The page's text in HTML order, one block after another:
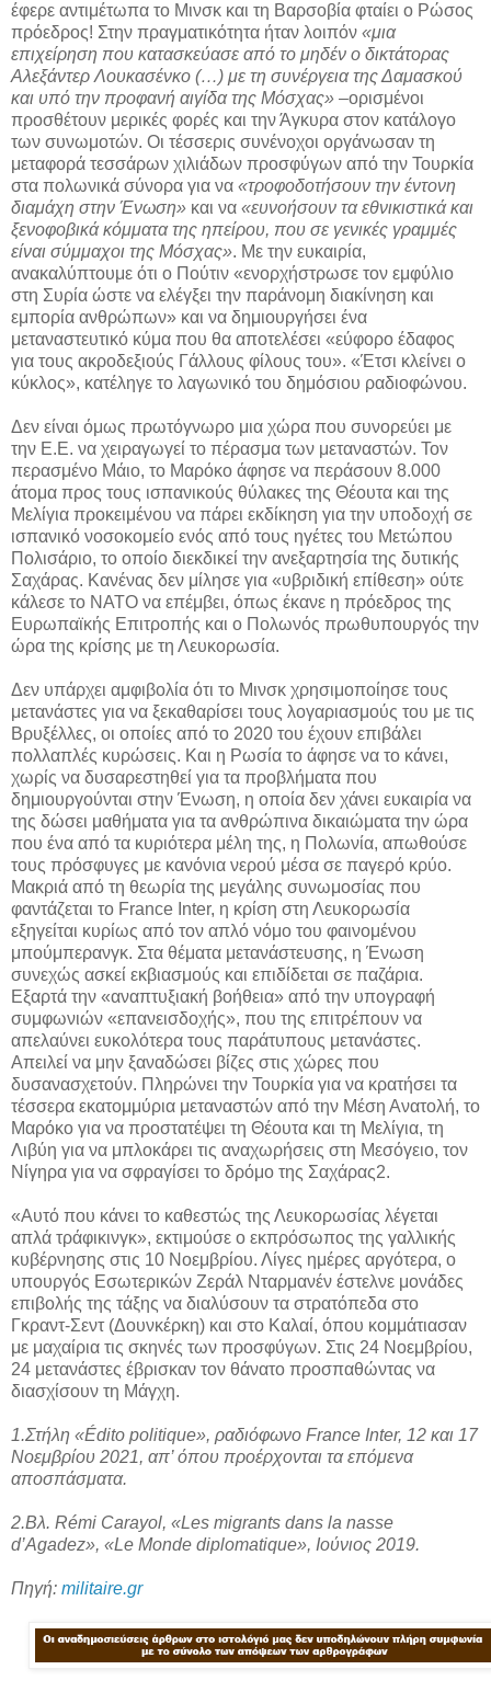
έφερε αντιμέτωπα το Μινσκ και τη Βαρσοβία φταίει ο Ρώσος
πρόεδρος! Στην πραγματικότητα ήταν λοιπόν «μια
επιχείρηση που κατασκεύασε από το μηδέν ο δικτάτορας
Αλεξάντερ Λουκασένκο (…) με τη συνέργεια της Δαμασκού
και υπό την προφανή αιγίδα της Μόσχας» –ορισμένοι
προσθέτουν μερικές φορές και την Άγκυρα στον κατάλογο
των συνωμοτών. Οι τέσσερις συνένοχοι οργάνωσαν τη
μεταφορά τεσσάρων χιλιάδων προσφύγων από την Τουρκία
στα πολωνικά σύνορα για να «τροφοδοτήσουν την έντονη
διαμάχη στην Ένωση» και να «ευνοήσουν τα εθνικιστικά και
ξενοφοβικά κόμματα της ηπείρου, που σε γενικές γραμμές
είναι σύμμαχοι της Μόσχας». Με την ευκαιρία,
ανακαλύπτουμε ότι ο Πούτιν «ενορχήστρωσε τον εμφύλιο
στη Συρία ώστε να ελέγξει την παράνομη διακίνηση και
εμπορία ανθρώπων» και να δημιουργήσει ένα
μεταναστευτικό κύμα που θα αποτελέσει «εύφορο έδαφος
για τους ακροδεξιούς Γάλλους φίλους του». «Έτσι κλείνει ο
κύκλος», κατέληγε το λαγωνικό του δημόσιου ραδιοφώνου.
Δεν είναι όμως πρωτόγνωρο μια χώρα που συνορεύει με
την Ε.Ε. να χειραγωγεί το πέρασμα των μεταναστών. Τον
περασμένο Μάιο, το Μαρόκο άφησε να περάσουν 8.000
άτομα προς τους ισπανικούς θύλακες της Θέουτα και της
Μελίγια προκειμένου να πάρει εκδίκηση για την υποδοχή σε
ισπανικό νοσοκομείο ενός από τους ηγέτες του Μετώπου
Πολισάριο, το οποίο διεκδικεί την ανεξαρτησία της δυτικής
Σαχάρας. Κανένας δεν μίλησε για «υβριδική επίθεση» ούτε
κάλεσε το ΝΑΤΟ να επέμβει, όπως έκανε η πρόεδρος της
Ευρωπαϊκής Επιτροπής και ο Πολωνός πρωθυπουργός την
ώρα της κρίσης με τη Λευκορωσία.
Δεν υπάρχει αμφιβολία ότι το Μινσκ χρησιμοποίησε τους
μετανάστες για να ξεκαθαρίσει τους λογαριασμούς του με τις
Βρυξέλλες, οι οποίες από το 2020 του έχουν επιβάλει
πολλαπλές κυρώσεις. Και η Ρωσία το άφησε να το κάνει,
χωρίς να δυσαρεστηθεί για τα προβλήματα που
δημιουργούνται στην Ένωση, η οποία δεν χάνει ευκαιρία να
της δώσει μαθήματα για τα ανθρώπινα δικαιώματα την ώρα
που ένα από τα κυριότερα μέλη της, η Πολωνία, απωθούσε
τους πρόσφυγες με κανόνια νερού μέσα σε παγερό κρύο.
Μακριά από τη θεωρία της μεγάλης συνωμοσίας που
φαντάζεται το France Inter, η κρίση στη Λευκορωσία
εξηγείται κυρίως από τον απλό νόμο του φαινομένου
μπούμπερανγκ. Στα θέματα μετανάστευσης, η Ένωση
συνεχώς ασκεί εκβιασμούς και επιδίδεται σε παζάρια.
Εξαρτά την «αναπτυξιακή βοήθεια» από την υπογραφή
συμφωνιών «επανεισδοχής», που της επιτρέπουν να
απελαύνει ευκολότερα τους παράτυπους μετανάστες.
Απειλεί να μην ξαναδώσει βίζες στις χώρες που
δυσανασχετούν. Πληρώνει την Τουρκία για να κρατήσει τα
τέσσερα εκατομμύρια μεταναστών από την Μέση Ανατολή, το
Μαρόκο για να προστατέψει τη Θέουτα και τη Μελίγια, τη
Λιβύη για να μπλοκάρει τις αναχωρήσεις στη Μεσόγειο, τον
Νίγηρα για να σφραγίσει το δρόμο της Σαχάρας2.
«Αυτό που κάνει το καθεστώς της Λευκορωσίας λέγεται
απλά τράφικινγκ», εκτιμούσε ο εκπρόσωπος της γαλλικής
κυβέρνησης στις 10 Νοεμβρίου. Λίγες ημέρες αργότερα, ο
υπουργός Εσωτερικών Ζεράλ Νταρμανέν έστελνε μονάδες
επιβολής της τάξης να διαλύσουν τα στρατόπεδα στο
Γκραντ-Σεντ (Δουνκέρκη) και στο Καλαί, όπου κομμάτιασαν
με μαχαίρια τις σκηνές των προσφύγων. Στις 24 Νοεμβρίου,
24 μετανάστες έβρισκαν τον θάνατο προσπαθώντας να
διασχίσουν τη Μάγχη.
1.Στήλη «Édito politique», ραδιόφωνο France Inter, 12 και 17
Νοεμβρίου 2021, απ’ όπου προέρχονται τα επόμενα
αποσπάσματα.
2.Βλ. Rémi Carayol, «Les migrants dans la nasse
d’Agadez», «Le Monde diplomatique», Ιούνιος 2019.
Πηγή: militaire.gr